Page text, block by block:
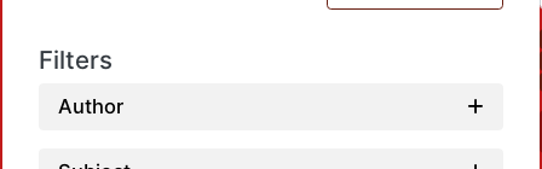
Filters
Author